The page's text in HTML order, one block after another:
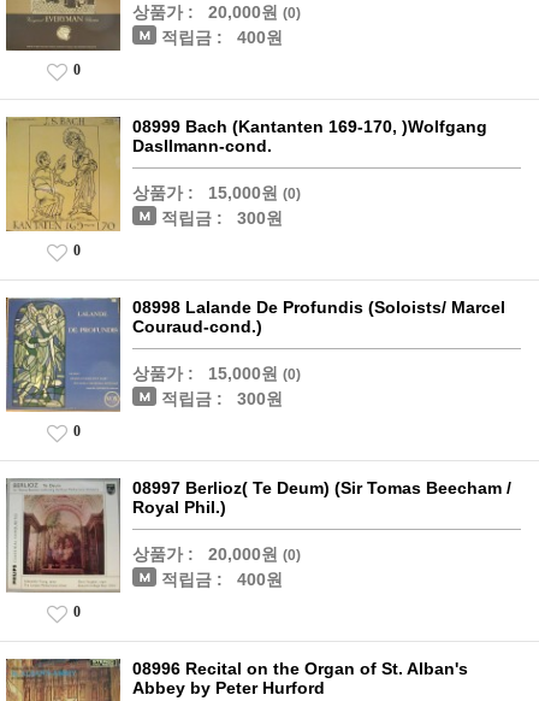
상품가 : 20,000원 (0)
적립금 : 400원
0
08999 Bach (Kantanten 169-170, )Wolfgang
Dasllmann-cond.
상품가 : 15,000원 (0)
적립금 : 300원
0
08998 Lalande De Profundis (Soloists/ Marcel
Couraud-cond.)
상품가 : 15,000원 (0)
적립금 : 300원
0
08997 Berlioz( Te Deum) (Sir Tomas Beecham /
Royal Phil.)
상품가 : 20,000원 (0)
적립금 : 400원
0
08996 Recital on the Organ of St. Alban's
Abbey by Peter Hurford